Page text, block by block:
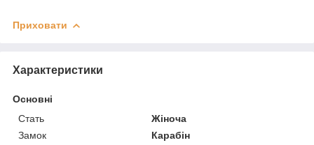
Приховати
Характеристики
Основні
Стать
Жіноча
Замок
Карабін